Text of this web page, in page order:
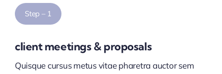
Step – 1
client meetings & proposals
Quisque cursus metus vitae pharetra auctor sem